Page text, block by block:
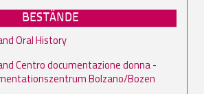
BESTÄNDE
Oral History
Centro documentazione donna -
Bolzano/Bozen